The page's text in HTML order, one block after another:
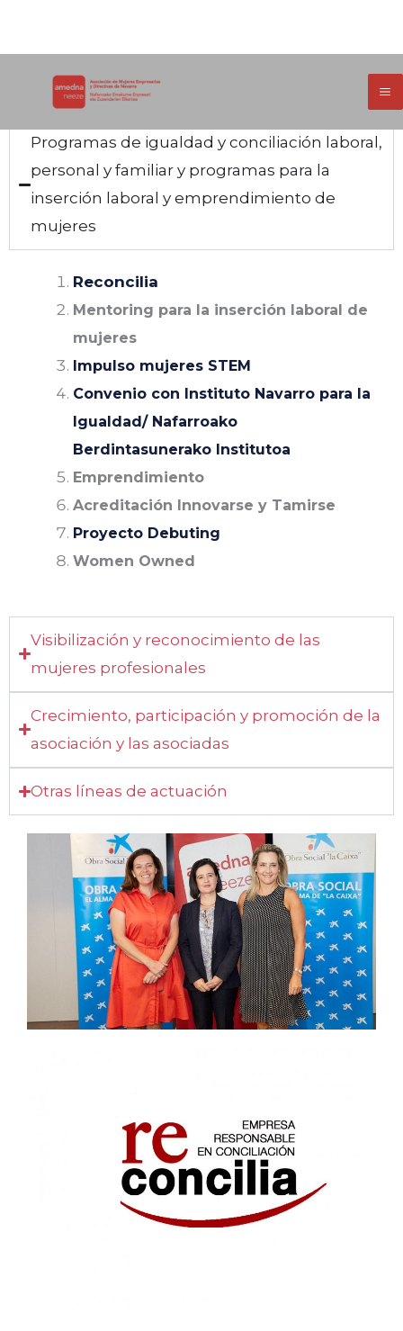
Líneas de actuación de AMEDNA-NEEZE
Programas de igualdad y conciliación laboral,
personal y familiar y programas para la
inserción laboral y emprendimiento de
mujeres
Reconcilia
Mentoring para la inserción laboral de
mujeres
Impulso mujeres STEM
Convenio con Instituto Navarro para la
Igualdad/ Nafarroako
Berdintasunerako Institutoa
Emprendimiento
Acreditación Innovarse y Tamirse
Proyecto Debuting
Women Owned
Visibilización y reconocimiento de las
mujeres profesionales
Crecimiento, participación y promoción de la
asociación y las asociadas
Otras líneas de actuación